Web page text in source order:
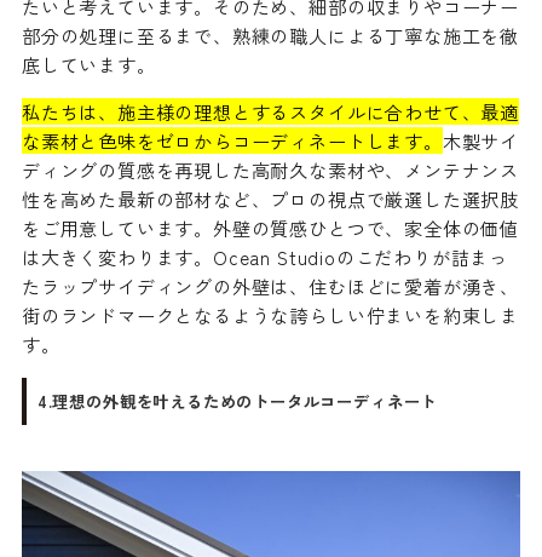
たいと考えています。そのため、細部の収まりやコーナー
部分の処理に至るまで、熟練の職人による丁寧な施工を徹
底しています。
私たちは、施主様の理想とするスタイルに合わせて、最適
な素材と色味をゼロからコーディネートします。 木製サイ
ディングの質感を再現した高耐久な素材や、メンテナンス
性を高めた最新の部材など、プロの視点で厳選した選択肢
をご用意しています。外壁の質感ひとつで、家全体の価値
は大きく変わります。Ocean Studioのこだわりが詰まっ
たラップサイディングの外壁は、住むほどに愛着が湧き、
街のランドマークとなるような誇らしい佇まいを約束しま
す。
4.理想の外観を叶えるためのトータルコーディネート